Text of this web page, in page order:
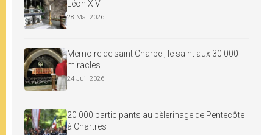
Léon XIV
28 Mai 2026
Mémoire de saint Charbel, le saint aux 30 000
miracles
24 Juil 2026
20 000 participants au pèlerinage de Pentecôte
à Chartres